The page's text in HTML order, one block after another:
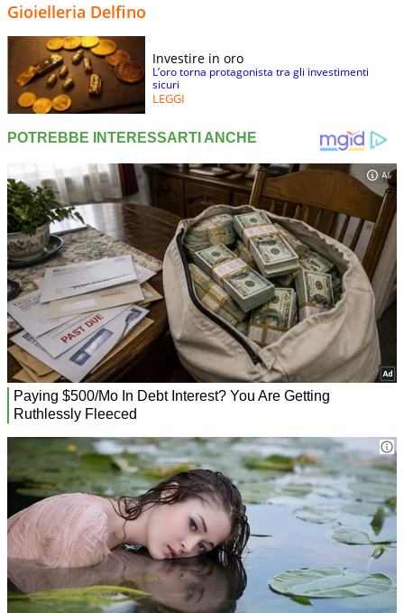
Gioielleria Delfino
Investire in oro
L’oro torna protagonista tra gli investimenti
sicuri
LEGGI